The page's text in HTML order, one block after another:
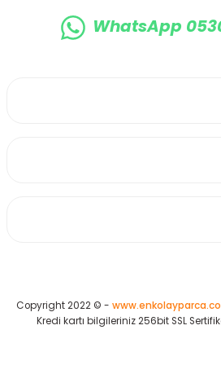
WhatsApp
Copyright 2022 © -
Kredi kartı bilgileriniz 256bit SSL